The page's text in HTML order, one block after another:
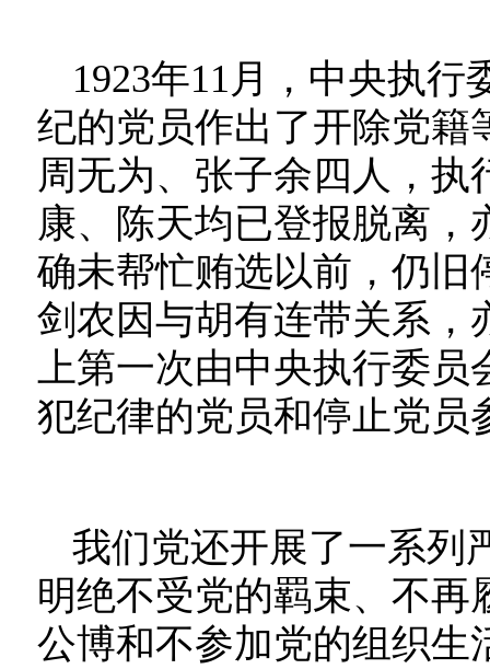
1923年11月，中央执
纪的党员作出了开除党籍
周无为、张子余四人，执
康、陈天均已登报脱离，
确未帮忙贿选以前，仍旧
剑农因与胡有连带关系，
上第一次由中央执行委员
犯纪律的党员和停止党员
我们党还开展了一系列
明绝不受党的羁束、不
公博和不参加党的组织生